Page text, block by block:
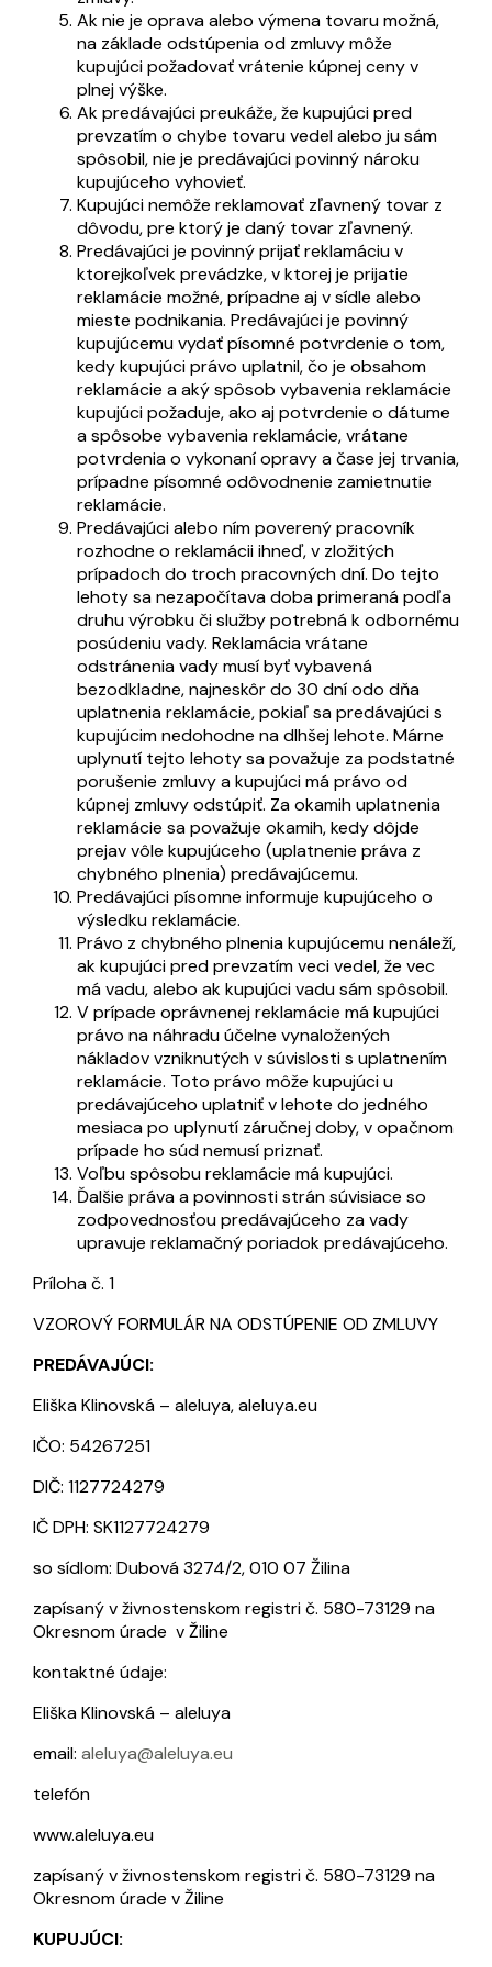
Ak nie je oprava alebo výmena tovaru možná,
na základe odstúpenia od zmluvy môže
kupujúci požadovať vrátenie kúpnej ceny v
plnej výške.
Ak predávajúci preukáže, že kupujúci pred
prevzatím o chybe tovaru vedel alebo ju sám
spôsobil, nie je predávajúci povinný nároku
kupujúceho vyhovieť.
Kupujúci nemôže reklamovať zľavnený tovar z
dôvodu, pre ktorý je daný tovar zľavnený.
Predávajúci je povinný prijať reklamáciu v
ktorejkoľvek prevádzke, v ktorej je prijatie
reklamácie možné, prípadne aj v sídle alebo
mieste podnikania. Predávajúci je povinný
kupujúcemu vydať písomné potvrdenie o tom,
kedy kupujúci právo uplatnil, čo je obsahom
reklamácie a aký spôsob vybavenia reklamácie
kupujúci požaduje, ako aj potvrdenie o dátume
a spôsobe vybavenia reklamácie, vrátane
potvrdenia o vykonaní opravy a čase jej trvania,
prípadne písomné odôvodnenie zamietnutie
reklamácie.
Predávajúci alebo ním poverený pracovník
rozhodne o reklamácii ihneď, v zložitých
prípadoch do troch pracovných dní. Do tejto
lehoty sa nezapočítava doba primeraná podľa
druhu výrobku či služby potrebná k odbornému
posúdeniu vady. Reklamácia vrátane
odstránenia vady musí byť vybavená
bezodkladne, najneskôr do 30 dní odo dňa
uplatnenia reklamácie, pokiaľ sa predávajúci s
kupujúcim nedohodne na dlhšej lehote. Márne
uplynutí tejto lehoty sa považuje za podstatné
porušenie zmluvy a kupujúci má právo od
kúpnej zmluvy odstúpiť. Za okamih uplatnenia
reklamácie sa považuje okamih, kedy dôjde
prejav vôle kupujúceho (uplatnenie práva z
chybného plnenia) predávajúcemu.
Predávajúci písomne informuje kupujúceho o
výsledku reklamácie.
Právo z chybného plnenia kupujúcemu nenáleží,
ak kupujúci pred prevzatím veci vedel, že vec
má vadu, alebo ak kupujúci vadu sám spôsobil.
V prípade oprávnenej reklamácie má kupujúci
právo na náhradu účelne vynaložených
nákladov vzniknutých v súvislosti s uplatnením
reklamácie. Toto právo môže kupujúci u
predávajúceho uplatniť v lehote do jedného
mesiaca po uplynutí záručnej doby, v opačnom
prípade ho súd nemusí priznať.
Voľbu spôsobu reklamácie má kupujúci.
Ďalšie práva a povinnosti strán súvisiace so
zodpovednosťou predávajúceho za vady
upravuje reklamačný poriadok predávajúceho.
Príloha č. 1
VZOROVÝ FORMULÁR NA ODSTÚPENIE OD ZMLUVY
PREDÁVAJÚCI:
Eliška Klinovská – aleluya, aleluya.eu
IČO: 54267251
DIČ: 1127724279
IČ DPH: SK1127724279
so sídlom: Dubová 3274/2, 010 07 Žilina
zapísaný v živnostenskom registri č. 580-73129 na
Okresnom úrade v Žiline
kontaktné údaje:
Eliška Klinovská – aleluya
email: aleluya@aleluya.eu
telefón
www.aleluya.eu
zapísaný v živnostenskom registri č. 580-73129 na
Okresnom úrade v Žiline
KUPUJÚCI: